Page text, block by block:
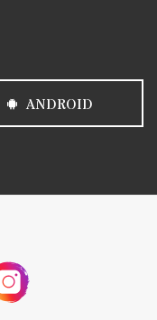
ANDROID